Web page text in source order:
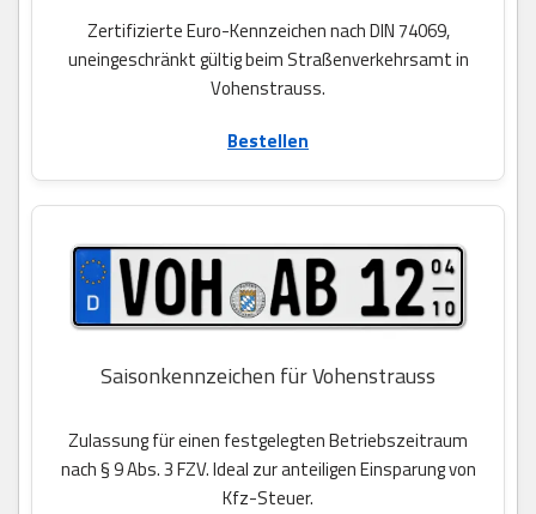
Zertifizierte Euro-Kennzeichen nach DIN 74069,
uneingeschränkt gültig beim Straßenverkehrsamt in
Vohenstrauss.
Bestellen
Saisonkennzeichen für Vohenstrauss
Zulassung für einen festgelegten Betriebszeitraum
nach § 9 Abs. 3 FZV. Ideal zur anteiligen Einsparung von
Kfz-Steuer.